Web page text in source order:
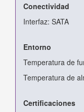
Conectividad
Interfaz: SATA
Entorno
Temperatura de
Temperatura de
Certificaciones